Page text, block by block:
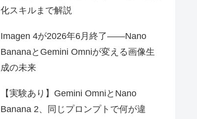
化スキルまで解説
Imagen 4が2026年6月終了——Nano
BananaとGemini Omniが変える画像生
成の未来
【実験あり】Gemini OmniとNano
Banana 2、同じプロンプトで何が違